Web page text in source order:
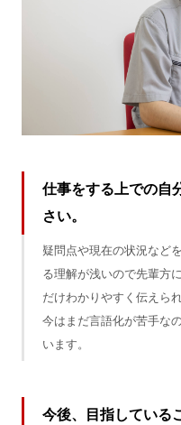
仕事をする上での自
さい。
疑問点や現在の状況など
る理解が浅いので先輩方
だけわかりやすく伝えら
今はまだ言語化が苦手な
います。
今後、目指している